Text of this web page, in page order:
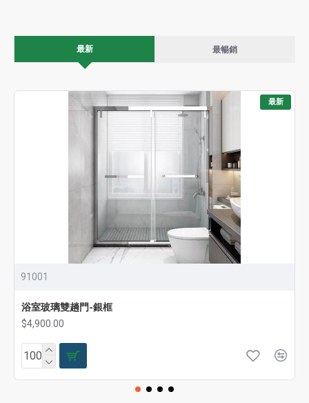
最新 最暢銷
最新
91001
浴室玻璃雙趟門-銀框
$4,900.00